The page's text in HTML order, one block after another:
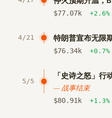
$77.07k +2.6%
4/21 特朗普宣布无限
$76.34k +0.7%
5/5
「史诗之怒」
— 战事结束
$80.91 k +1.3%